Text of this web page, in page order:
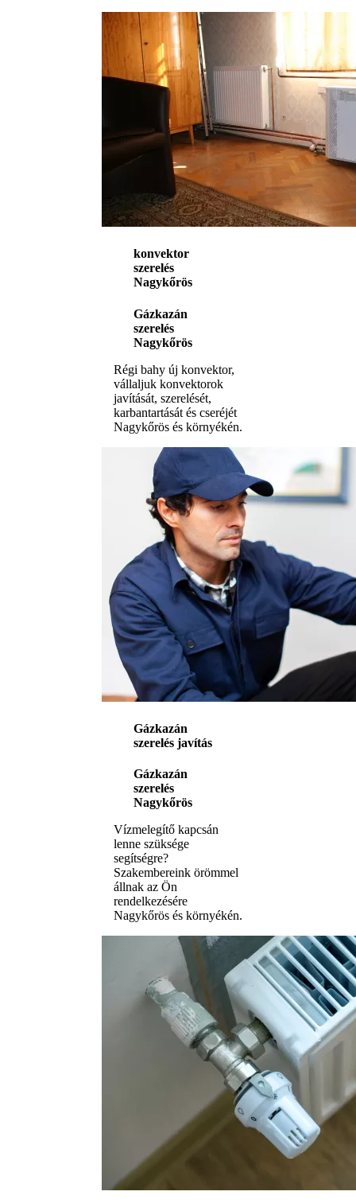
konvektor
szerelés
Nagykőrös
Gázkazán
szerelés
Nagykőrös
Régi bahy új konvektor,
vállaljuk konvektorok
javítását, szerelését,
karbantartását és cseréjét
Nagykőrös és környékén.
Gázkazán
szerelés javítás
Gázkazán
szerelés
Nagykőrös
Vízmelegítő kapcsán
lenne szüksége
segítségre?
Szakembereink örömmel
állnak az Ön
rendelkezésére
Nagykőrös és környékén.